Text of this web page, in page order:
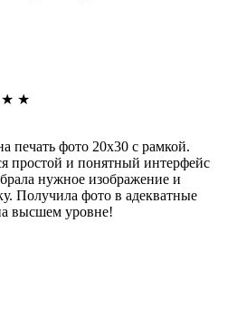
★ ★
печать фото 20х30 с рамкой.
простой и понятный интерфейс
нужное изображение и
Получила фото в адекватные
высшем уровне!